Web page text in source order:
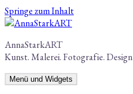
Springe zum Inhalt
AnnaStarkART
Kunst. Malerei. Fotografie. Design
Menü und Widgets